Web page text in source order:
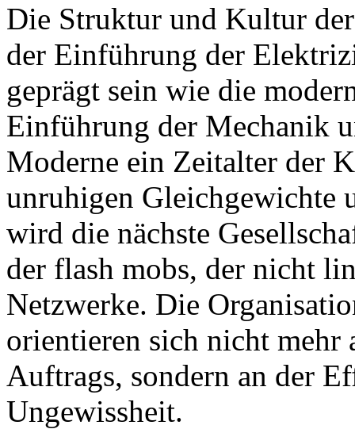
Die Struktur und Kultur
der Einführung der
geprägt sein wie die
Einführung der Mechanik
Moderne ein Zeitalter der
unruhigen Gleichgewichte
wird die nächste
der flash mobs, der nicht
Netzwerke. Die
orientieren sich nicht mehr
Auftrags, sondern an der
Ungewissheit.